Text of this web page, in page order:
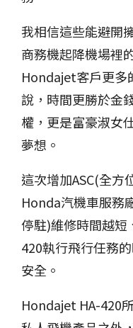
我相信這些能避開
商務機起降機場裡
Hondajet客戶更多
說，時間更勝於金
權，更是富豪淑女
夢想。
這次增加ASC(全方
Honda汽機車服務
停駐)維修時間越短
420執行飛行任務
安全。
Hondajet HA-420